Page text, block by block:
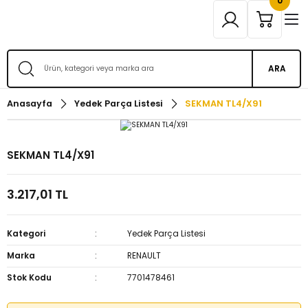
ARA
Anasayfa Yedek Parça Listesi SEKMAN TL4/X91
SEKMAN TL4/X91
3.217,01 TL
Kategori
Yedek Parça Listesi
Marka
RENAULT
Stok Kodu
7701478461